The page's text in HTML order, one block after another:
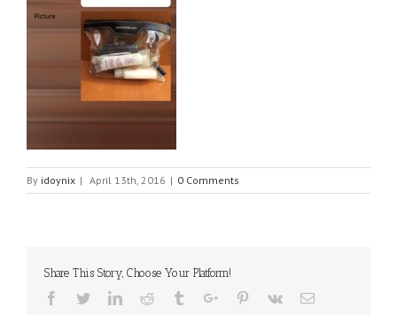
By idoynix | April 13th, 2016 | 0 Comments
Share This Story, Choose Your Platform!
Facebook
TwitterLinkedinReddit TumblrGoogle+Pinterest
Vk Email